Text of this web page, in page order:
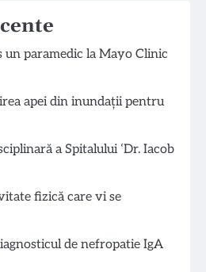
un paramedic la Mayo Clinic
apei din inundații pentru
a Spitalului ‘Dr. Iacob
fizică care vi se
de nefropatie IgA